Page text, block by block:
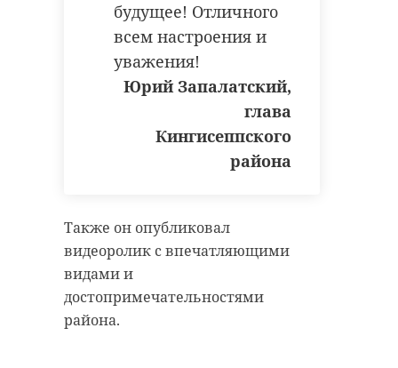
будущее! Отличного
всем настроения и
уважения!
Юрий Запалатский,
глава
Кингисеппского
района
Также он опубликовал
видеоролик с впечатляющими
видами и
достопримечательностями
района.